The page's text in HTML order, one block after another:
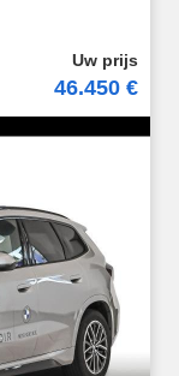
46.450 €